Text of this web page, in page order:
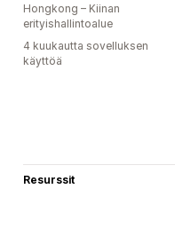
Hongkong – Kiinan
erityishallintoalue
4 kuukautta sovelluksen
käyttöä
Resurssit